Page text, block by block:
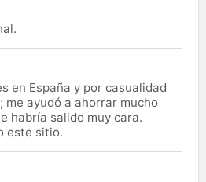
en España y por casualidad
ayudó a ahorrar mucho
habría salido muy cara.
este sitio.